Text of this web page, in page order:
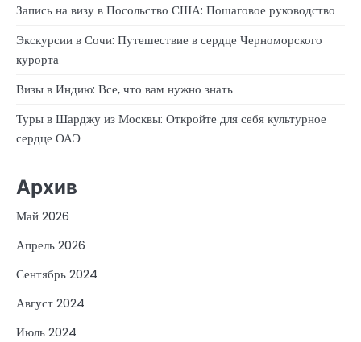
Запись на визу в Посольство США: Пошаговое руководство
Экскурсии в Сочи: Путешествие в сердце Черноморского
курорта
Визы в Индию: Все, что вам нужно знать
Туры в Шарджу из Москвы: Откройте для себя культурное
сердце ОАЭ
Архив
Май 2026
Апрель 2026
Сентябрь 2024
Август 2024
Июль 2024